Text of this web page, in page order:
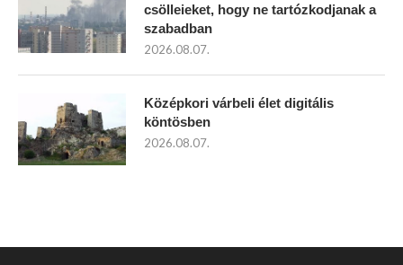
csölleieket, hogy ne tartózkodjanak a
szabadban
2026.08.07.
Középkori várbeli élet digitális
köntösben
2026.08.07.